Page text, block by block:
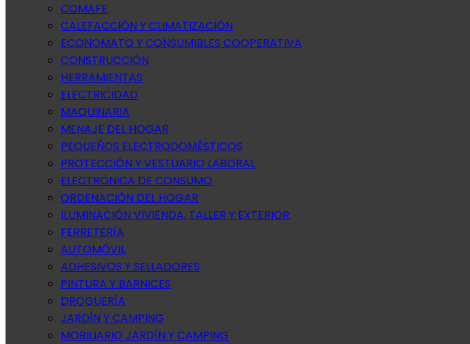
COMAFE
CALEFACCIÓN Y CLIMATIZACIÓN
ECONOMATO Y CONSUMIBLES COOPERATIVA
CONSTRUCCIÓN
HERRAMIENTAS
ELECTRICIDAD
MAQUINARIA
MENAJE DEL HOGAR
PEQUEÑOS ELECTRODOMÉSTICOS
PROTECCIÓN Y VESTUARIO LABORAL
ELECTRÓNICA DE CONSUMO
ORDENACIÓN DEL HOGAR
ILUMINACIÓN VIVIENDA, TALLER Y EXTERIOR
FERRETERÍA
AUTOMÓVIL
ADHESIVOS Y SELLADORES
PINTURA Y BARNICES
DROGUERÍA
JARDÍN Y CAMPING
MOBILIARIO JARDÍN Y CAMPING